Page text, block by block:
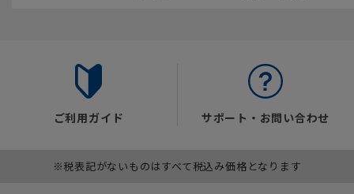
ご利用ガイド サポート・お問い合わせ
※税表記がないものはすべて税込み価格となります